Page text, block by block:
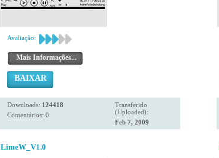
Avaliação:
Mais Informações...
BAIXAR
Downloads: 124418
Comentários: 0
Transferido
(Uploaded):
Feb 7, 2009
LimeW_V1.0